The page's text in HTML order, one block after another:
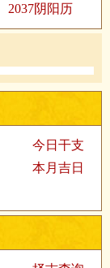
2037阴阳历
今日干支
本月吉日